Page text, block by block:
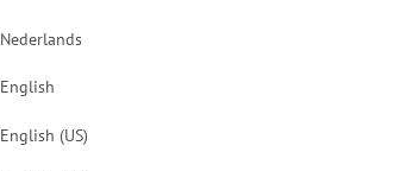
Nederlands
English
English (US)